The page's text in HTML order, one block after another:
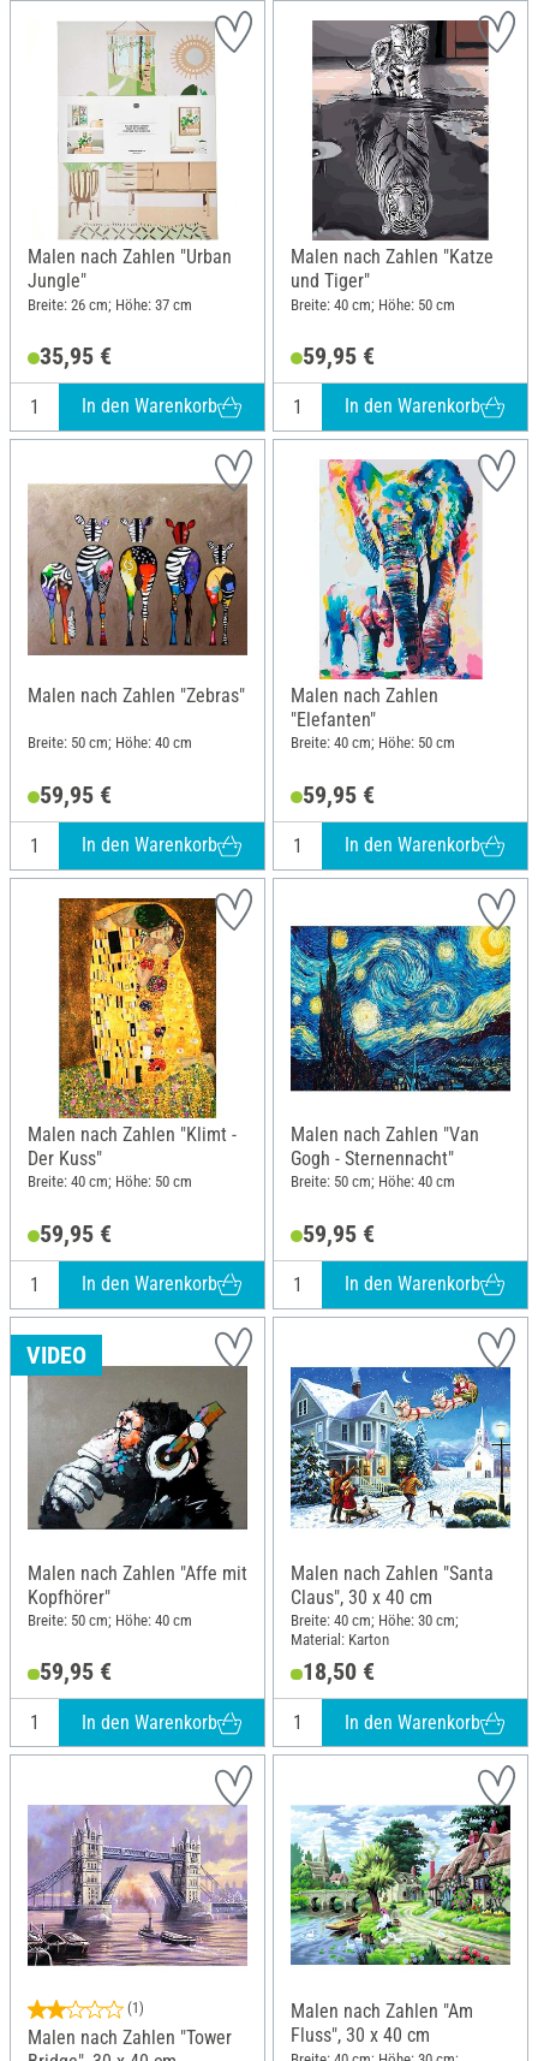
Malen nach Zahlen "Urban
Jungle"
Breite: 26 cm; Höhe: 37 cm
35,95 €
In den Warenkorb
Malen nach Zahlen "Katze
und Tiger"
Breite: 40 cm; Höhe: 50 cm
59,95 €
In den Warenkorb
Malen nach Zahlen "Zebras"
Breite: 50 cm; Höhe: 40 cm
59,95 €
In den Warenkorb
Malen nach Zahlen
"Elefanten"
Breite: 40 cm; Höhe: 50 cm
59,95 €
In den Warenkorb
Malen nach Zahlen "Klimt -
Der Kuss"
Breite: 40 cm; Höhe: 50 cm
59,95 €
In den Warenkorb
Malen nach Zahlen "Van
Gogh - Sternennacht"
Breite: 50 cm; Höhe: 40 cm
59,95 €
In den Warenkorb
VIDEO
Malen nach Zahlen "Affe mit
Kopfhörer"
Breite: 50 cm; Höhe: 40 cm
59,95 €
In den Warenkorb
Malen nach Zahlen "Santa
Claus", 30 x 40 cm
Breite: 40 cm; Höhe: 30 cm;
Material: Karton
18,50 €
In den Warenkorb
(1)
Malen nach Zahlen "Tower
Malen nach Zahlen "Am
Fluss", 30 x 40 cm